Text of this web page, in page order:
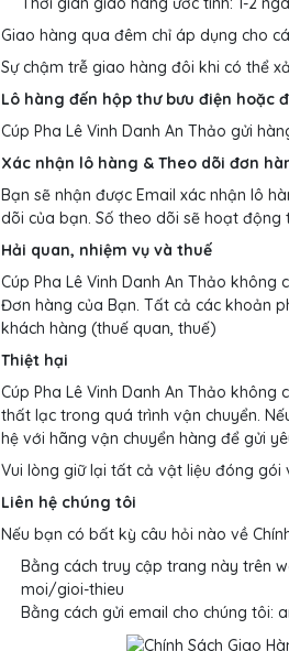
Giao hàng qua đêm chỉ áp dụng cho
Sự chậm trễ giao hàng đôi khi có thể
Lô hàng đến hộp thư bưu điện hoặc
Cúp Pha Lê Vinh Danh An Thảo gửi
Xác nhận lô hàng & Theo dõi đơn
Bạn sẽ nhận được Email xác nhận lô
dõi của bạn. Số theo dõi sẽ hoạt động
Hải quan, nhiệm vụ và thuế
Cúp Pha Lê Vinh Danh An Thảo
Đơn hàng của Bạn. Tất cả các khoản
khách hàng (thuế quan, thuế)
Thiệt hại
Cúp Pha Lê Vinh Danh An Thảo
thất lạc trong quá trình vận chuyển.
hệ với hãng vận chuyển hàng để gửi
Vui lòng giữ lại tất cả vật liệu đóng
Liên hệ chúng tôi
Nếu bạn có bất kỳ câu hỏi nào về
Bằng cách truy cập trang này trên
moi/gioi-thieu
Bằng cách gửi email cho chúng tôi: